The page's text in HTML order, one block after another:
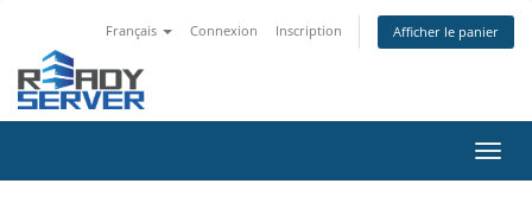
Français Connexion Inscription Afficher le panier
la